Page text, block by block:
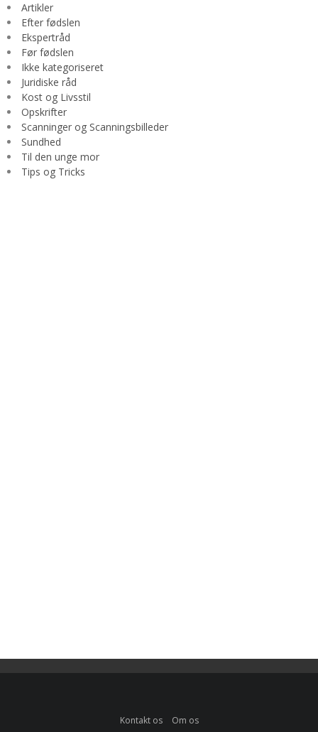
Artikler
Efter fødslen
Ekspertråd
Før fødslen
Ikke kategoriseret
Juridiske råd
Kost og Livsstil
Opskrifter
Scanninger og Scanningsbilleder
Sundhed
Til den unge mor
Tips og Tricks
Kontakt os Om os